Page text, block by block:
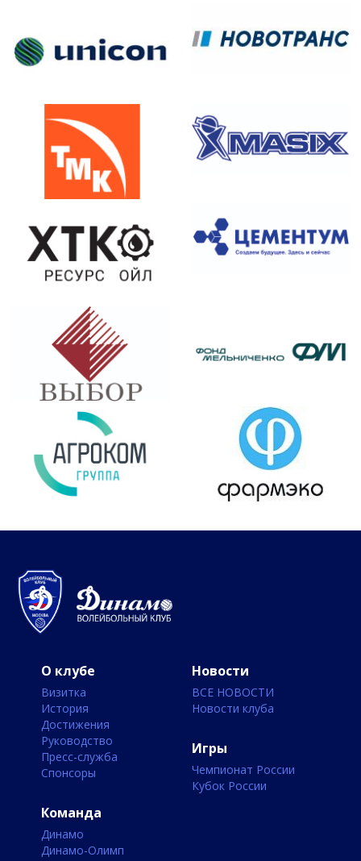
О клубе
Визитка
История
Достижения
Руководство
Пресс-служба
Спонсоры
Команда
Динамо
Динамо-Олимп
Новости
ВСЕ НОВОСТИ
Новости клуба
Игры
Чемпионат России
Кубок России